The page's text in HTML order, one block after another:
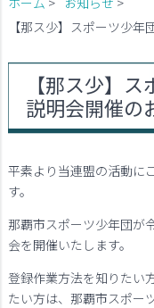
【那ス少】スポーツ少
【那ス少】
説明会開催の
平素より当連盟の活動に
す。
那覇市スポーツ少年団が
会を開催いたします。
登録作業方法を知りたい
たい方は、那覇市スポー